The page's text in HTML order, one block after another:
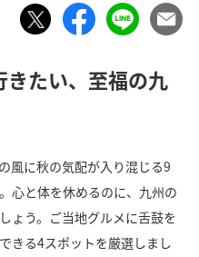
きたい、至福の九
風に秋の気配が入り混じる9
心と体を休めるのに、九州の
ょう。ご当地グルメに舌鼓を
きる4スポットを厳選しまし